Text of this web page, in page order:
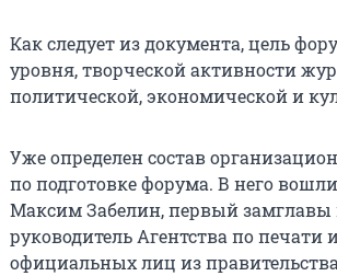
Как следует из документа, цель
уровня, творческой активности
политической, экономической и
Уже определен состав
по подготовке форума. В него
Максим Забелин, первый замглавы
руководитель Агентства по
официальных лиц из